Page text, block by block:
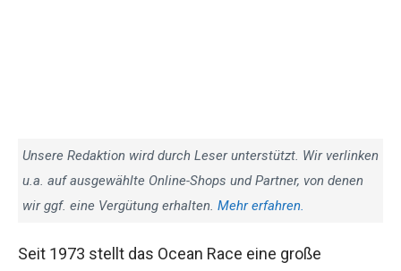
Unsere Redaktion wird durch Leser unterstützt. Wir verlinken
u.a. auf ausgewählte Online-Shops und Partner, von denen
wir ggf. eine Vergütung erhalten. Mehr erfahren.
Seit 1973 stellt das Ocean Race eine große